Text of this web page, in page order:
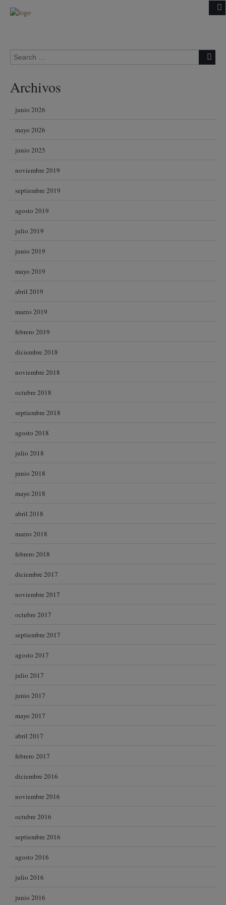
Search for:
Archivos
junio 2026
mayo 2026
junio 2025
noviembre 2019
septiembre 2019
agosto 2019
julio 2019
junio 2019
mayo 2019
abril 2019
marzo 2019
febrero 2019
diciembre 2018
noviembre 2018
octubre 2018
septiembre 2018
agosto 2018
julio 2018
junio 2018
mayo 2018
abril 2018
marzo 2018
febrero 2018
diciembre 2017
noviembre 2017
octubre 2017
septiembre 2017
agosto 2017
julio 2017
junio 2017
mayo 2017
abril 2017
febrero 2017
diciembre 2016
noviembre 2016
octubre 2016
septiembre 2016
agosto 2016
julio 2016
junio 2016